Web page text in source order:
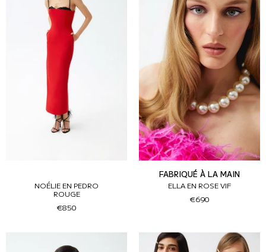
NOÉLIE EN PEDRO
ROUGE
€850
FABRIQUÉ À LA MAIN
ELLA EN ROSE VIF
€690